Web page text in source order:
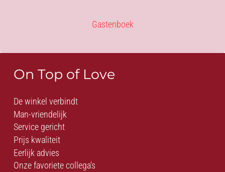
Gastenboek
On Top of Love
De winkel verbindt
Man-vriendelijk
Service gericht
Prijs kwaliteit
Eerlijk advies
Onze favoriete collega’s